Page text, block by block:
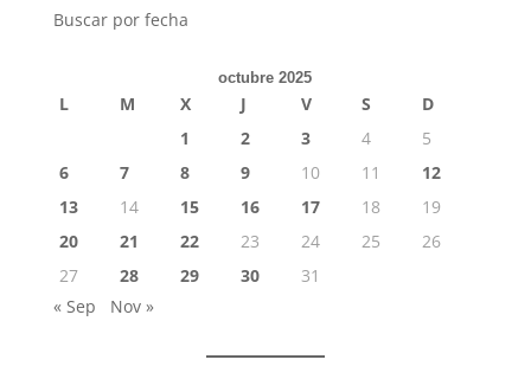
Buscar por fecha
octubre 2025
L M X J V S
D
1
2 3 4
5
6
7 8 9 10 11
12
13
14 15 16 17 18
19
20
21 22 23 24 25
26
27
28 29 30
31
« Sep
Nov »